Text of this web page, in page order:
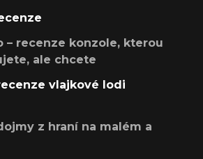
– recenze konzole, kterou
ale chcete
vlajkové lodi
z hraní na malém a